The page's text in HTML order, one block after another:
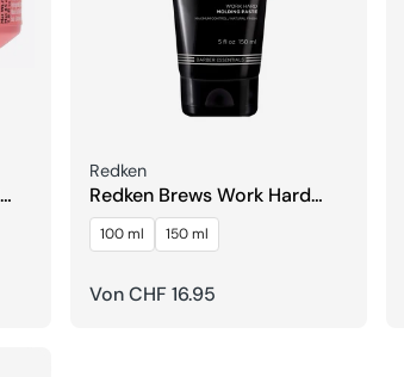
Verkäufer:
Redken
Redken Brews Work Hard
Molding Paste
100 ml 150 ml
Regulärer
Von CHF 16.95